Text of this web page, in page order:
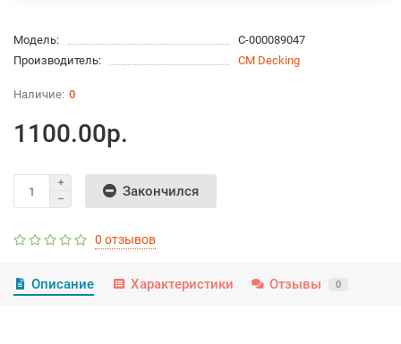
Модель:
С-000089047
Производитель:
CM Decking
0
1100.00р.
Закончился
0 отзывов
Описание Характеристики Отзывы 0